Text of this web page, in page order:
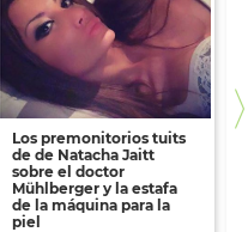
Los premonitorios tuits
de de Natacha Jaitt
sobre el doctor
Mühlberger y la estafa
de la máquina para la
piel